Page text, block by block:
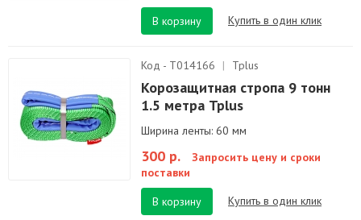
В корзину
Купить в один клик
Код - T014166 | Tplus
Корозащитная стропа 9 тонн
1.5 метра Tplus
Ширина ленты: 60 мм
300 р.
Запросить цену и сроки
поставки
В корзину
Купить в один клик